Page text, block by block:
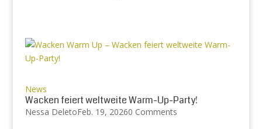
News
Wacken feiert weltweite Warm-Up-Party!
Nessa DeletoFeb. 19, 20260 Comments